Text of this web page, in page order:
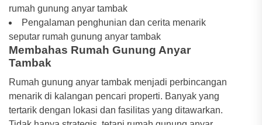
rumah gunung anyar tambak
Pengalaman penghunian dan cerita menarik
seputar rumah gunung anyar tambak
Membahas Rumah Gunung Anyar
Tambak
Rumah gunung anyar tambak menjadi perbincangan
menarik di kalangan pencari properti. Banyak yang
tertarik dengan lokasi dan fasilitas yang ditawarkan.